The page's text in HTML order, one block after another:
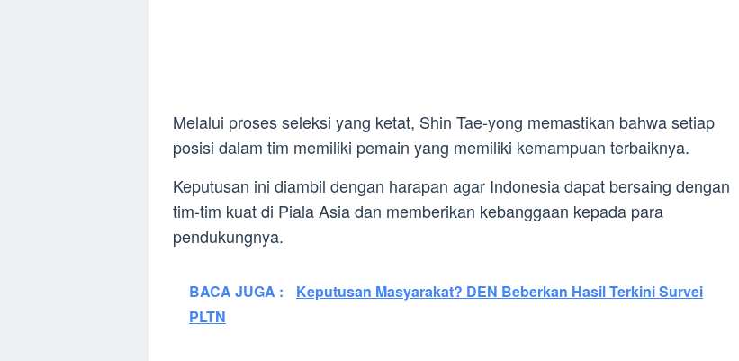
Melalui proses seleksi yang ketat, Shin Tae-yong memastikan bahwa setiap
posisi dalam tim memiliki pemain yang memiliki kemampuan terbaiknya.
Keputusan ini diambil dengan harapan agar Indonesia dapat bersaing dengan
tim-tim kuat di Piala Asia dan memberikan kebanggaan kepada para
pendukungnya.
BACA JUGA :
Keputusan Masyarakat? DEN Beberkan Hasil Terkini Survei
PLTN